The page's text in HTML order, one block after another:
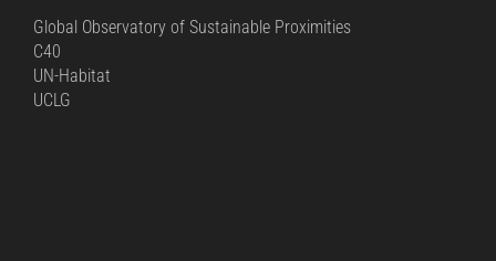
Global Observatory of Sustainable Proximities
C40
UN-Habitat
UCLG